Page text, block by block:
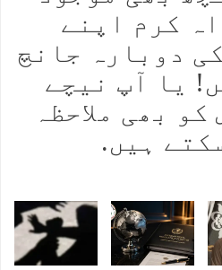
کرم اپنے
دوبارہ جانچ
یا آپ نیچے
بھی ملاحظہ
ہیں.